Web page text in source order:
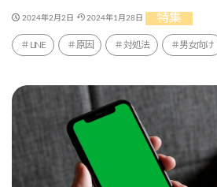
2024年2月2日 2024年1月28日 特集
LINE 原因 対処法 男女向け